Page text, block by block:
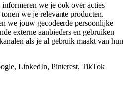
we je ook over acties
we je relevante producten.
we jouw gecodeerde persoonlijke
externe aanbieders en gebruiken
als je al gebruik maakt van hun
LinkedIn, Pinterest, TikTok